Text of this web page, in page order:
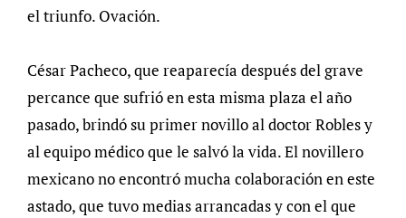
el triunfo. Ovación.
César Pacheco, que reaparecía después del grave
percance que sufrió en esta misma plaza el año
pasado, brindó su primer novillo al doctor Robles y
al equipo médico que le salvó la vida. El novillero
mexicano no encontró mucha colaboración en este
astado, que tuvo medias arrancadas y con el que